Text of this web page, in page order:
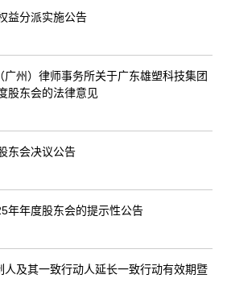
益分派实施公告
州）律师事务所关于广东雄塑科技集团
股东会的法律意见
东会决议公告
年年度股东会的提示性公告
及其一致行动人延长一致行动有效期暨